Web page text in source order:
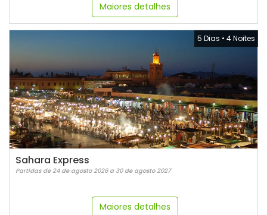
Maiores detalhes
5 Dias • 4 Noites
Sahara Express
Partidas de 24 de agosto 2026 a 30 de agosto 2027
Maiores detalhes